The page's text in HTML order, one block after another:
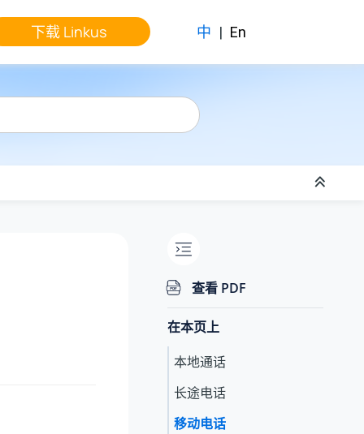
下载 Linkus 中 | En
查看 PDF
在本页上
本地通话
长途电话
移动电话